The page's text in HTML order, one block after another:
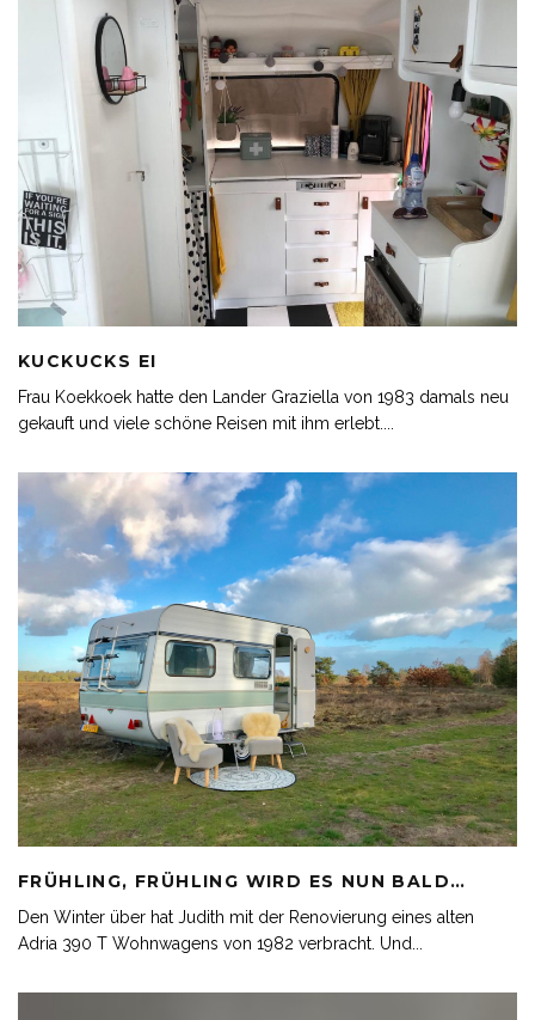
KUCKUCKS EI
Frau Koekkoek hatte den Lander Graziella von 1983 damals neu
gekauft und viele schöne Reisen mit ihm erlebt.
FRÜHLING, FRÜHLING WIRD ES NUN BALD…
Den Winter über hat Judith mit der Renovierung eines alten
Adria 390 T Wohnwagens von 1982 verbracht. Und